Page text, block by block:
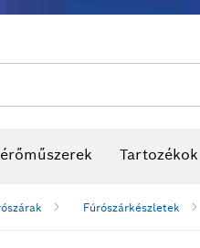
Tartozékok
Fúrószárkészletek